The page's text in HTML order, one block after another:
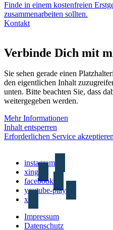
Finde in einem kostenfreien
zusammenarbeiten sollten.
Kontakt
Verbinde Dich mit
Sie sehen gerade einen
den eigentlichen Inhalt
unten. Bitte beachten Sie, dass
weitergegeben werden.
Mehr Informationen
Inhalt entsperren
Erforderlichen Service
instagram
xing
facebook
youtube-play
x
Impressum
Datenschutz